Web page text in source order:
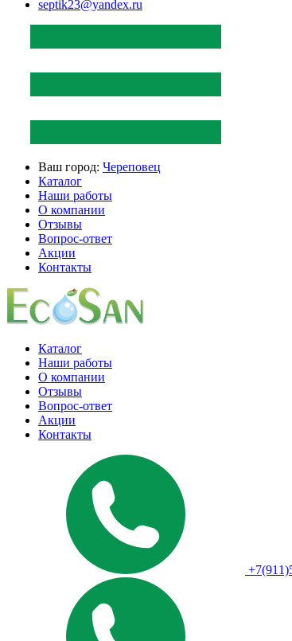
septik23@yandex.ru
Ваш город: Череповец
Каталог
Наши работы
О компании
Отзывы
Вопрос-ответ
Акции
Контакты
Каталог
Наши работы
О компании
Отзывы
Вопрос-ответ
Акции
Контакты